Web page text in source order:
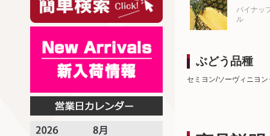
パイナッ
ル
ぶどう品種
セミヨン/ソーヴィニヨ